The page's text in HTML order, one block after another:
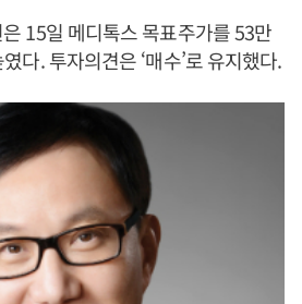
15일 메디톡스 목표주가를 53만
다. 투자의견은 ‘매수’로 유지했다.